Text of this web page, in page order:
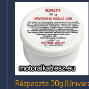
Rézpaszta 30g